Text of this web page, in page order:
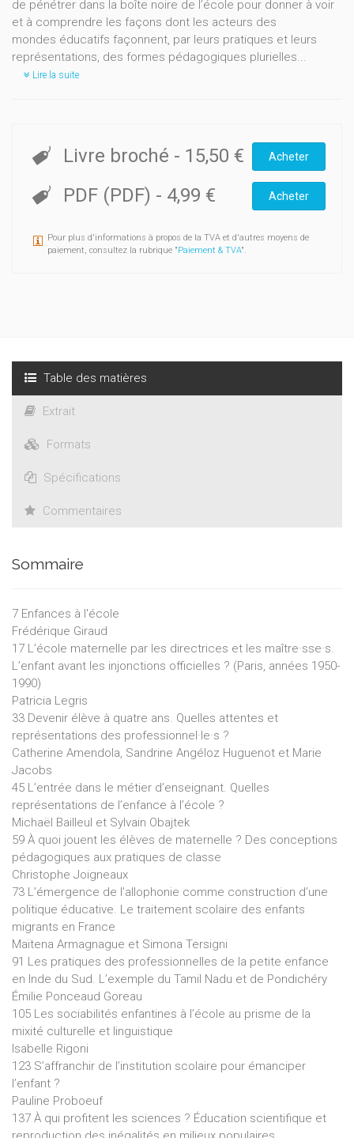
de pénétrer dans la boîte noire de l’école pour donner à voir
et à comprendre les façons dont les acteurs des
mondes éducatifs façonnent, par leurs pratiques et leurs
représentations, des formes pédagogiques plurielles...
Lire la suite
Livre broché - 15,50 € Acheter
PDF (PDF) - 4,99 € Acheter
Pour plus d'informations à propos de la TVA et d'autres moyens de
paiement, consultez la rubrique "Paiement & TVA".
Table des matières
Extrait
Formats
Spécifications
Commentaires
Sommaire
7 Enfances à l'école
Frédérique Giraud
17 L’école maternelle par les directrices et les maître·sse·s.
L’enfant avant les injonctions officielles ? (Paris, années 1950-
1990)
Patricia Legris
33 Devenir élève à quatre ans. Quelles attentes et
représentations des professionnel·le·s ?
Catherine Amendola, Sandrine Angéloz Huguenot et Marie
Jacobs
45 L’entrée dans le métier d’enseignant. Quelles
représentations de l’enfance à l’école ?
Michaël Bailleul et Sylvain Obajtek
59 À quoi jouent les élèves de maternelle ? Des conceptions
pédagogiques aux pratiques de classe
Christophe Joigneaux
73 L’émergence de l’allophonie comme construction d’une
politique éducative. Le traitement scolaire des enfants
migrants en France
Maïtena Armagnague et Simona Tersigni
91 Les pratiques des professionnelles de la petite enfance
en Inde du Sud. L’exemple du Tamil Nadu et de Pondichéry
Émilie Ponceaud Goreau
105 Les sociabilités enfantines à l’école au prisme de la
mixité culturelle et linguistique
Isabelle Rigoni
123 S’affranchir de l’institution scolaire pour émanciper
l’enfant ?
Pauline Proboeuf
137 À qui profitent les sciences ? Éducation scientifique et